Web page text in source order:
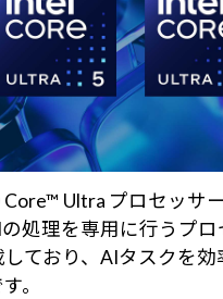
Ultra プロセッサー
処理を専用に行うプロ
しており、AIタスクを
。